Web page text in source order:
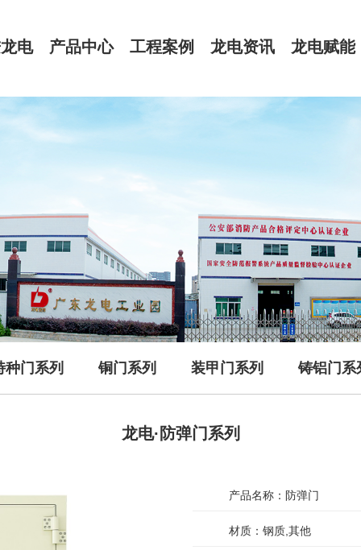
电 产品中心 工程案例 龙电资讯 龙电赋能
种门系列 铜门系列 装甲门系列 铸铝门系
龙电·防弹门系列
产品名称：防弹门
材质：钢质,其他